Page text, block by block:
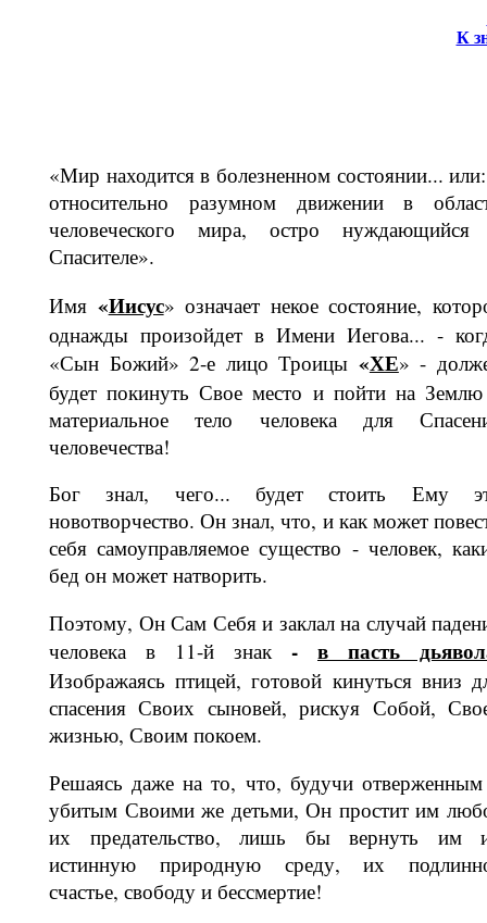
К
«Мир находится в болезненном состоя­нии...
относительно разумном движении в
человеческого ми­ра, остро
Спасителе».
Имя «Иисус» означает некое сос­тояние,
однажды произойдет в Имени Иегова... -
«Сын Божий» 2-е лицо Троицы «ХЕ» -
будет покинуть Свое место и пойти на
материальное тело человека для
человечества!
Бог знал, чего... будет стоить Ему
новотворчество. Он знал, что, и как мо­жет
себя самоуправляемое су­щество - человек,
бед он может на­творить.
Поэтому, Он Сам Себя и заклал на случай
человека в 11-й знак - в пасть
Изображаясь птицей, готовой кинуться вниз
спасения Сво­их сыновей, рискуя Собой,
жиз­нью, Своим покоем.
Решаясь даже на то, что, будучи
убитым Своими же деть­ми, Он простит им
их предательс­тво, лишь бы вернуть им
истинную природную среду, их
счастье, свободу и бессмертие!